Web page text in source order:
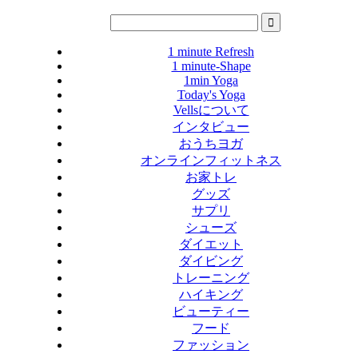
1 minute Refresh
1 minute-Shape
1min Yoga
Today's Yoga
Vellsについて
インタビュー
おうちヨガ
オンラインフィットネス
お家トレ
グッズ
サプリ
シューズ
ダイエット
ダイビング
トレーニング
ハイキング
ビューティー
フード
ファッション